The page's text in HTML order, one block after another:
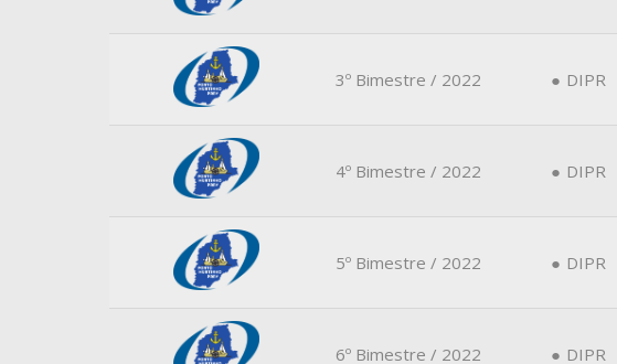
3º Bimestre / 2022 DIPR
4º Bimestre / 2022 DIPR
5º Bimestre / 2022 DIPR
6º Bimestre / 2022 DIPR